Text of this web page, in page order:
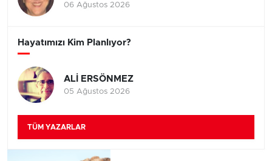
06 Ağustos 2026
Hayatımızı Kim Planlıyor?
ALİ ERSÖNMEZ
05 Ağustos 2026
TÜM YAZARLAR